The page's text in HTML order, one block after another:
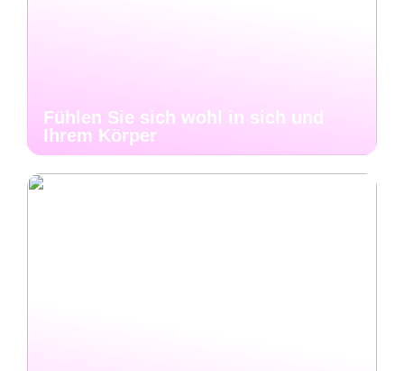
Fühlen Sie sich wohl in sich und
Ihrem Körper